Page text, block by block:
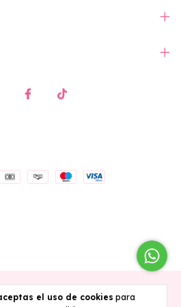
el uso de cookies para
- 2026. Todos los derechos reservados.